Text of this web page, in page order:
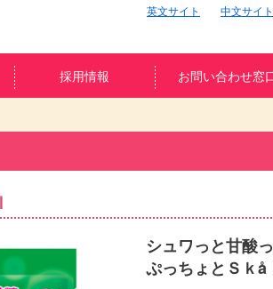
英文サイト 中文サイト
採用情報 お問い合わせ窓
シュワっと甘酸
ぷっちょとＳｋå